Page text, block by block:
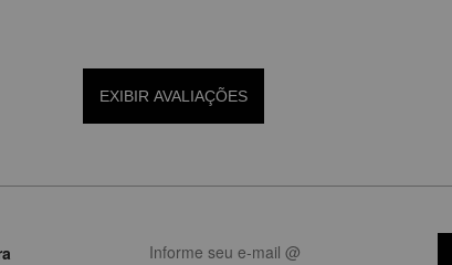
EXIBIR AVALIAÇÕES